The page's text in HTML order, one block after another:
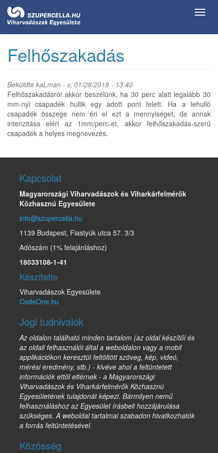
Ugrás
tartalomra
Felhőszakadás
Beküldte kaLman - v, 01/28/2018 - 13:40
Felhőszakadásról akkor beszélünk, ha 30 perc alatt legalább 30
mm-nyi csapadék hullik egy adott pont felett. Ha a lehulló
csapadék összege nem éri el ezt a mennyiséget, de annak
intenzitása eléri az 1mm/perc-et, akkor felhőszakadás-szerű
csapadék a helyes megnevezés.
Kapcsolat
Magyarországi Viharvadászok és Viharkárfelmérők
Közhasznú Egyesülete
info@szupercella.hu
1139 Budapest, Fiastyúk utca 57. 3/3
Adószám (1% felajánláshoz)
18033108-1-41
Készítette
Viharvadászok Egyesülete
CodeOne.hu
Jogi tudnivalók
Az oldalon található minden tartalom (az oldal készítői és
az oldali felhasználói által a weboldalon vagy a mobil
applikációkon keresztül feltöltött szöveg, kép, videó,
mérési eredmény, stb.) - kivéve ahol a feltüntetett
információk ettől eltérnek - a Magyarországi
Viharvadászok és Viharkárfelmérők Közhasznú
Egyesületének tulajdonát képezi. Bármilyen nemű
felhasználáshoz az Egyesület írásbeli hozzájárulása
szükséges. A weboldal tartalmai szabadon hivatkozhatók
a forrás feltüntetésével.
Közösség